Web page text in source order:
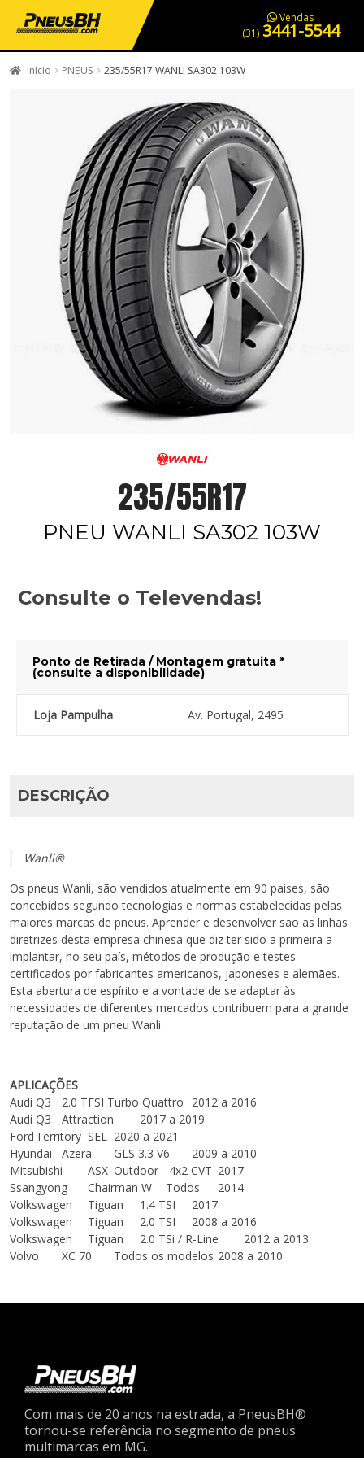
PNEUS EM OFERTA SERVIÇOS AUTOMOTIVOS NOSSA LOJA
Vendas
(31) 3441-5544
Início PNEUS 235/55R17 WANLI SA302 103W
235/55R17
PNEU WANLI SA302 103W
Consulte o Televendas!
Ponto de Retirada / Montagem gratuita *
(consulte a disponibilidade)
Loja Pampulha Av. Portugal, 2495
DESCRIÇÃO
Wanli®
Os pneus Wanli, são vendidos atualmente em 90 países, são
concebidos segundo tecnologias e normas estabelecidas pelas
maiores marcas de pneus. Aprender e desenvolver são as linhas
diretrizes desta empresa chinesa que diz ter sido a primeira a
implantar, no seu país, métodos de produção e testes
certificados por fabricantes americanos, japoneses e alemães.
Esta abertura de espírito e a vontade de se adaptar às
necessidades de diferentes mercados contribuem para a grande
reputação de um pneu Wanli.
APLICAÇÕES
Audi Q3 2.0 TFSI Turbo Quattro
2012 a 2016
Audi Q3 Attraction
2017 a 2019
Ford Territory SEL 2020 a 2021
Hyundai
Azera GLS 3.3 V6
2009 a 2010
Mitsubishi
ASX Outdoor - 4x2 CVT 2017
Ssangyong
Chairman W Todos
2014
Volkswagen
Tiguan 1.4 TSI
2017
Volkswagen
Tiguan 2.0 TSI
2008 a 2016
Volkswagen
Tiguan 2.0 TSi / R-Line
2012 a 2013
Volvo
XC 70 Todos os modelos 2008 a 2010
Com mais de 20 anos na estrada, a PneusBH®
tornou-se referência no segmento de pneus
multimarcas em MG.